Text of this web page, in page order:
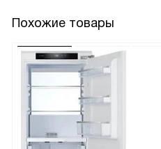
Похожие товары